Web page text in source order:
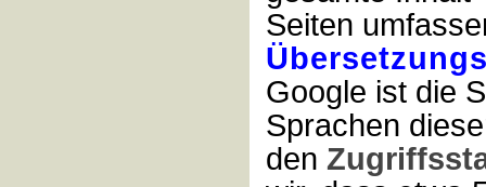
Seiten
Google ist die
Sprachen
den